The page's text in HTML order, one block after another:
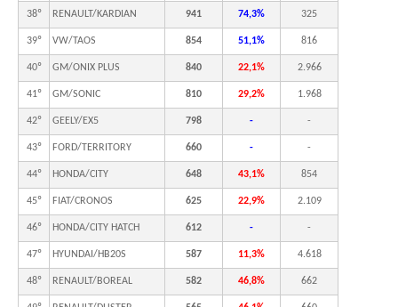
38º RENAULT/KARDIAN 941 74,3% 325
39º VW/TAOS 854 51,1% 816
40º GM/ONIX PLUS 840 22,1% 2.966
41º GM/SONIC 810 29,2% 1.968
42º GEELY/EX5 798 - -
43º FORD/TERRITORY 660 - -
44º HONDA/CITY 648 43,1% 854
45º FIAT/CRONOS 625 22,9% 2.109
46º HONDA/CITY HATCH 612 - -
47º HYUNDAI/HB20S 587 11,3% 4.618
48º RENAULT/BOREAL 582 46,8% 662